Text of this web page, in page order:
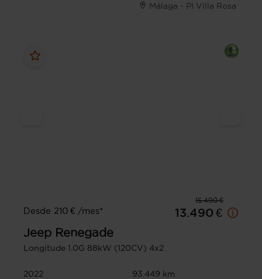
Málaga - PI Villa Rosa
15.490 €
Desde 210 € /mes*
13.490 €
Jeep Renegade
Longitude 1.0G 88kW (120CV) 4x2
2022
93.449 km